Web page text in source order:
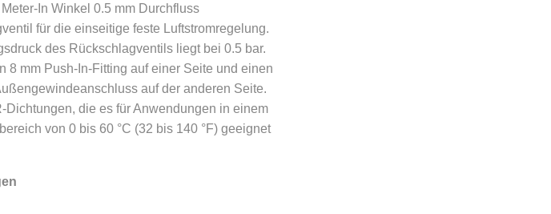
In Winkel 0.5 mm Durchfluss
für die einseitige feste Luftstromregelung.
des Rückschlagventils liegt bei 0.5 bar.
8 mm Push-In-Fitting auf einer Seite und einen
auf der anderen Seite.
Dichtungen, die es für Anwendungen in einem
von 0 bis 60 °C (32 bis 140 °F) geeignet